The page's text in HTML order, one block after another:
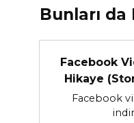
Bunları
Facebook
Hikaye
Facebook